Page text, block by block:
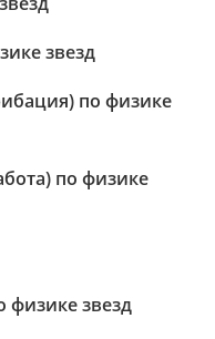
звезд
по физике
по физике
физике звезд